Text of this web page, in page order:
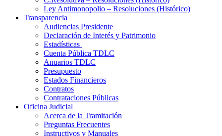
Ley Antimonopolio – Resoluciones (Histórico)
Transparencia
Audiencias Presidente
Declaración de Interés y Patrimonio
Estadísticas
Cuenta Pública TDLC
Anuarios TDLC
Presupuesto
Estados Financieros
Contratos
Contrataciones Públicas
Oficina Judicial
Acerca de la Tramitación
Preguntas Frecuentes
Instructivos y Manuales